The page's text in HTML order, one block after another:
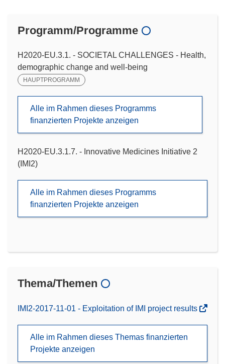
Programm/Programme
H2020-EU.3.1. - SOCIETAL CHALLENGES - Health,
demographic change and well-being
HAUPTPROGRAMM
Alle im Rahmen dieses Programms
finanzierten Projekte anzeigen
H2020-EU.3.1.7. - Innovative Medicines Initiative 2
(IMI2)
Alle im Rahmen dieses Programms
finanzierten Projekte anzeigen
Thema/Themen
IMI2-2017-11-01 - Exploitation of IMI project results
Alle im Rahmen dieses Themas finanzierten
Projekte anzeigen